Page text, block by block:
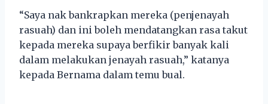
“Saya nak bankrapkan mereka (penjenayah
rasuah) dan ini boleh mendatangkan rasa takut
kepada mereka supaya berfikir banyak kali
dalam melakukan jenayah rasuah,” katanya
kepada Bernama dalam temu bual.